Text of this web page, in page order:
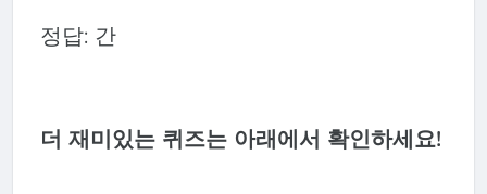
정답: 간
더 재미있는 퀴즈는 아래에서 확인하세요!